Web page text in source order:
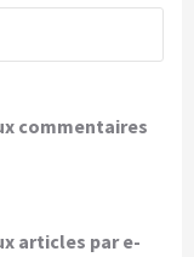
commentaires
articles par e-